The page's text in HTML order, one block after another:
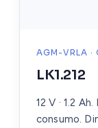
AGM-VRLA ·
LK1.212
12 V · 1.2
consumo.